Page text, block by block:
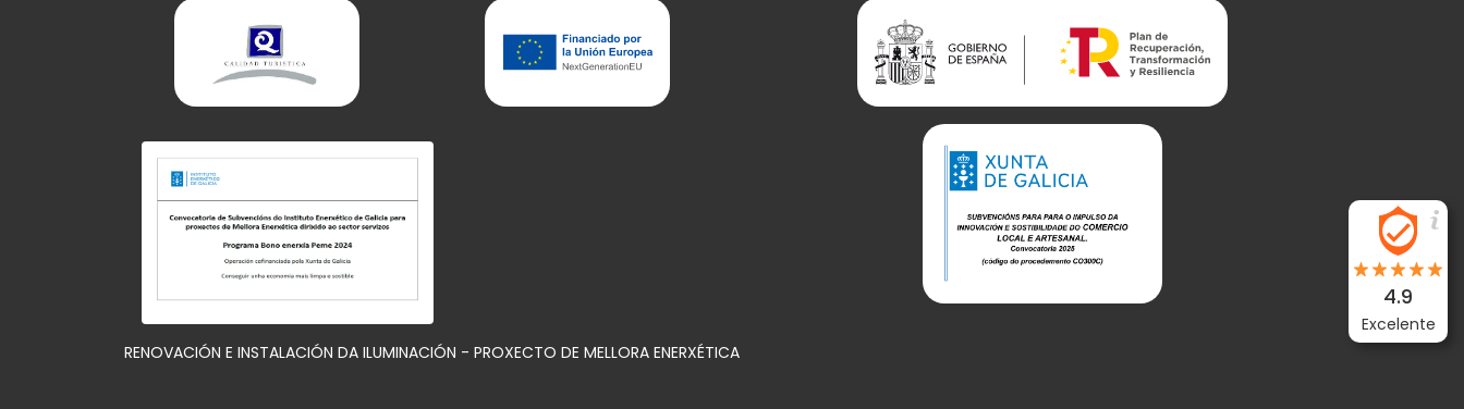
RENOVACIÓN E INSTALACIÓN DA ILUMINACIÓN - PROXECTO DE MELLORA ENERXÉTICA
4.9
Excelente